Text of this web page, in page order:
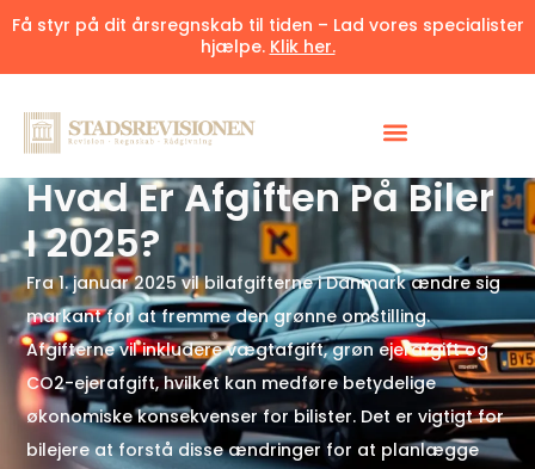
Få styr på dit årsregnskab til tiden – Lad vores specialister
hjælpe. Klik her.
Hvad Er Afgiften På Biler
I 2025?
Fra 1. januar 2025 vil bilafgifterne i Danmark ændre sig
markant for at fremme den grønne omstilling.
Afgifterne vil inkludere vægtafgift, grøn ejerafgift og
CO2-ejerafgift, hvilket kan medføre betydelige
økonomiske konsekvenser for bilister. Det er vigtigt for
bilejere at forstå disse ændringer for at planlægge